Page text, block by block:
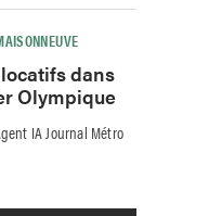
dans
Olympique
IA Journal Métro